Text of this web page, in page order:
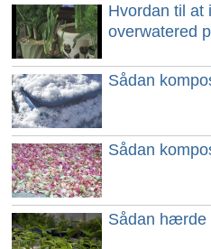
Hvordan til at
overwatered
Sådan
Sådan
Sådan hærde